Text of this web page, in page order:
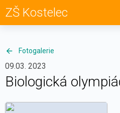
ZŠ Kostelec
Fotogalerie
09.03. 2023
Biologická